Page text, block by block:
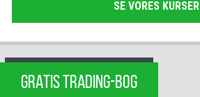
SE VORES KURSER
GRATIS TRADING-BOG